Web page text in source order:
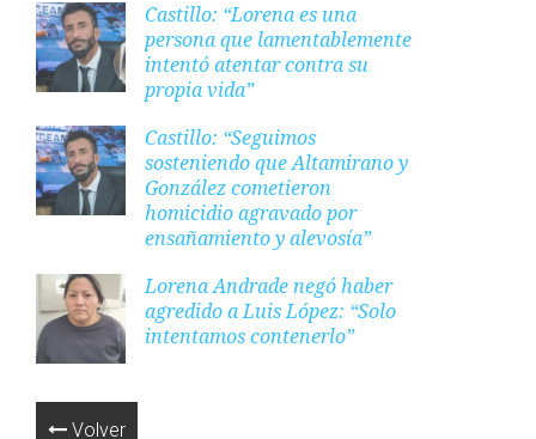
Castillo: “Lorena es una
persona que lamentablemente
intentó atentar contra su
propia vida”
Castillo: “Seguimos
sosteniendo que Altamirano y
González cometieron
homicidio agravado por
ensañamiento y alevosía”
Lorena Andrade negó haber
agredido a Luis López: “Solo
intentamos contenerlo”
Volver